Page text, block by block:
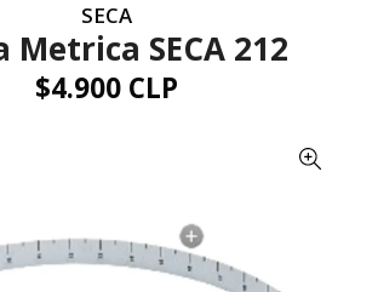
SECA
Metrica SECA 212
$4.900 CLP